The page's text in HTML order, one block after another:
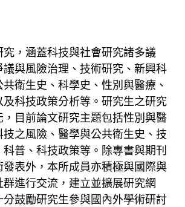
，涵蓋科技與社會研究諸多議
與風險治理、技術研究、新興科
衛生史、科學史、性別與醫療、
科技政策分析等。研究生之研究
目前論文研究主題包括性別與醫
之風險、醫學與公共衛生史、技
普、科技政策等。除專書與期刊
表外，本所成員亦積極與國際與
進行交流，建立並擴展研究網
鼓勵研究生參與國內外學術研討